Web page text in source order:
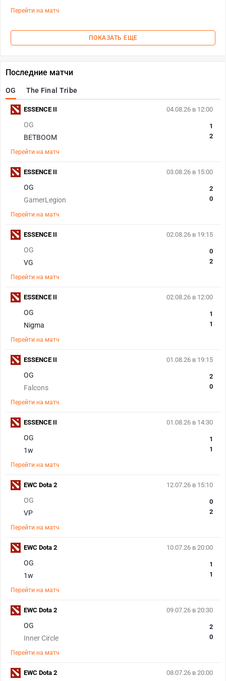
Перейти на матч
ПОКАЗАТЬ ЕЩЕ
Последние матчи
OG The Final Tribe
04.08.26 в 12:00
OG
BETBOOM
1
2
Перейти на матч
ESSENCE II
03.08.26 в 15:00
OG
GamerLegion
2
0
Перейти на матч
ESSENCE II
02.08.26 в 19:15
OG
VG
0
2
Перейти на матч
ESSENCE II
02.08.26 в 12:00
OG
Nigma
1
1
Перейти на матч
ESSENCE II
01.08.26 в 19:15
OG
Falcons
2
0
Перейти на матч
ESSENCE II
01.08.26 в 14:30
OG
1w
1
1
Перейти на матч
ESSENCE II
12.07.26 в 15:10
OG
VP
0
2
Перейти на матч
EWC Dota 2
10.07.26 в 20:00
OG
1w
1
1
Перейти на матч
EWC Dota 2
09.07.26 в 20:30
OG
Inner Circle
2
0
Перейти на матч
EWC Dota 2
08.07.26 в 20:00
EWC Dota 2